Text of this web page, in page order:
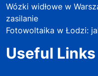
Wózki widłowe w
zasilanie
Fotowoltaika w Łodzi:
Useful Links